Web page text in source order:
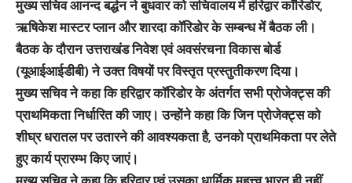
मुख्य सचिव आनन्द बर्द्धन ने बुधवार को सचिवालय में हरिद्वार कॉरिडोर,
ऋषिकेश मास्टर प्लान और शारदा कॉरिडोर के सम्बन्ध में बैठक ली।
बैठक के दौरान उत्तराखंड निवेश एवं अवसंरचना विकास बोर्ड
(यूआईआईडीबी) ने उक्त विषयों पर विस्तृत प्रस्तुतीकरण दिया।
मुख्य सचिव ने कहा कि हरिद्वार कॉरिडोर के अंतर्गत सभी प्रोजेक्ट्स की
प्राथमिकता निर्धारित की जाए। उन्होंने कहा कि जिन प्रोजेक्ट्स को
शीघ्र धरातल पर उतारने की आवश्यकता है, उनको प्राथमिकता पर लेते
हुए कार्य प्रारम्भ किए जाएं।